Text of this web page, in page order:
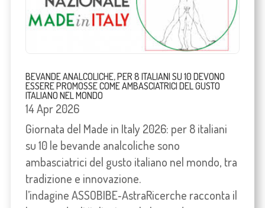
BEVANDE ANALCOLICHE, PER 8 ITALIANI SU 10 DEVONO
ESSERE PROMOSSE COME AMBASCIATRICI DEL GUSTO
ITALIANO NEL MONDO
14 Apr 2026
Giornata del Made in Italy 2026: per 8 italiani
su 10 le bevande analcoliche sono
ambasciatrici del gusto italiano nel mondo, tra
tradizione e innovazione.
l’indagine ASSOBIBE‑AstraRicerche racconta il